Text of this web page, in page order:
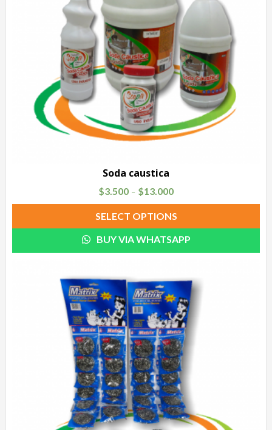
Soda caustica
$3.500 – $13.000
SELECT OPTIONS
BUY VIA WHATSAPP